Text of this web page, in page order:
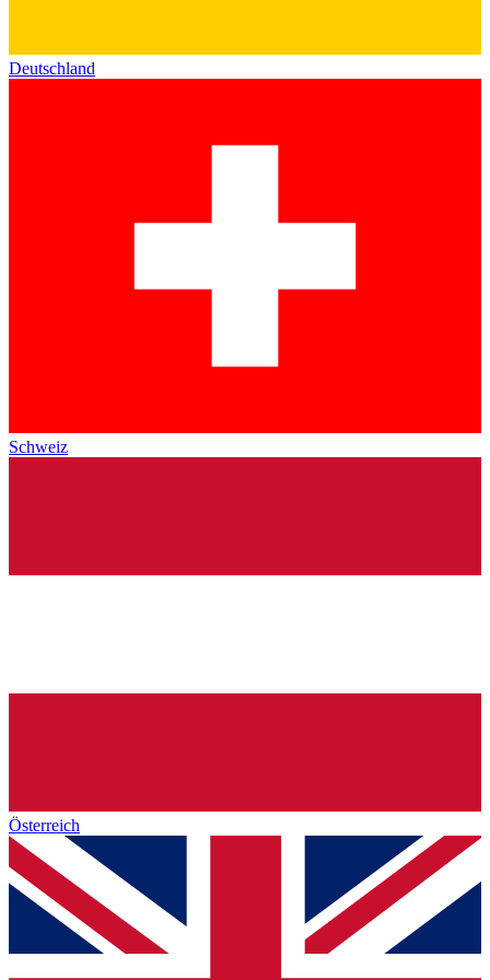
Deutschland
Schweiz
Österreich